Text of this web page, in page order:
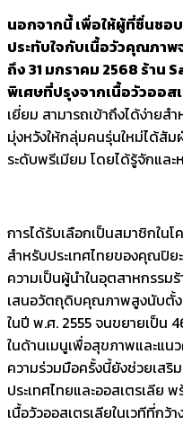
นอกจากนี้ เพื่อให้ผู้ที่ชื่นชอ
ประทับใจกับเนื้อวัวคุณภา
ถึง31 มกราคม 2568 ร้าน
พิเศษที่ปรุงจากเนื้อวัวออส
เยี่ยม สามารถเข้าถึงได้ง่ายส
มุ่งหวังให้กลุ่มคนรุ่นใหม่ได้สัม
ระดับพรีเมียม โดยได้รู้จักแล
การได้รับเลือกเป็นสมาชิกใน
สำหรับประเทศไทยของคุณปิ
ความเป็นผู้นำในอุตสาหกรรม
เสนอวัตถุดิบคุณภาพสูงนับตั้ง
ในปี พ.ศ. 2555 จนขยายเป็น
ในด้านเมนูเพื่อสุขภาพและแน
ความร่วมมือครั้งนี้ยังช่วยเสริ
ประเทศไทยและออสเตรเลีย
เนื้อวัวออสเตรเลียในเวทีที่กว้